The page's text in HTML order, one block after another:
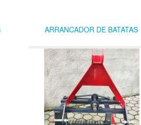
ARRANCADOR DE BATATAS